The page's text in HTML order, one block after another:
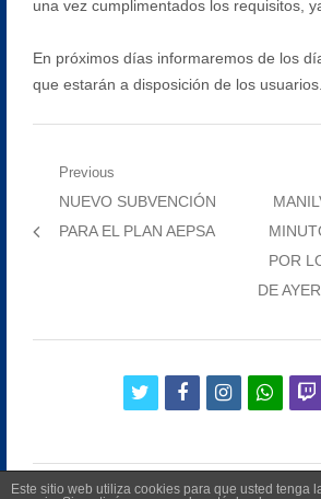
una vez cumplimentados los requisitos,
En próximos días informaremos de los
que estarán a disposición de los usuarios.
Navegación
Previous
Previous
post:
NUEVO SUBVENCIÓN
PARA EL PLAN AEPSA
Next
post:
POR
DE
twitterfacebookinstagram
Este sitio web utiliza cookies para que usted tenga